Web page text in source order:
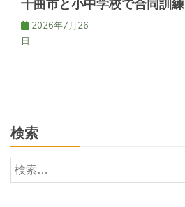
千曲市と小中学校で合同訓練
2026年7月26
日
検索
検
索: